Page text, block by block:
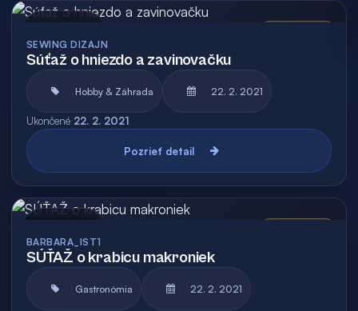
SEWING DIZAJN
Súťaž o hniezdo a zavinovačku
Hobby & Záhrada 22. 2. 2021
Ukončené 22. 2. 2021
Pozrieť detail
BARBARA_IST1
SÚŤAŽ o krabicu makroniek
Gastronómia 22. 2. 2021